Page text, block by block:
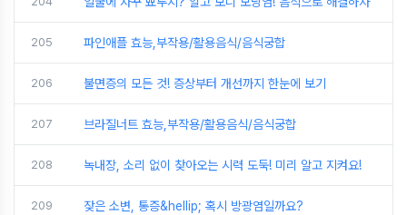
205 파인애플 효능,부작용/활용음식/음식궁합
206 불면증의 모든 것! 증상부터 개선까지 한눈에 보기
207 브라질너트 효능,부작용/활용음식/음식궁합
208 녹내장, 소리 없이 찾아오는 시력 도둑! 미리 알고 지켜요!
209 잦은 소변, 통증&hellip; 혹시 방광염일까요?